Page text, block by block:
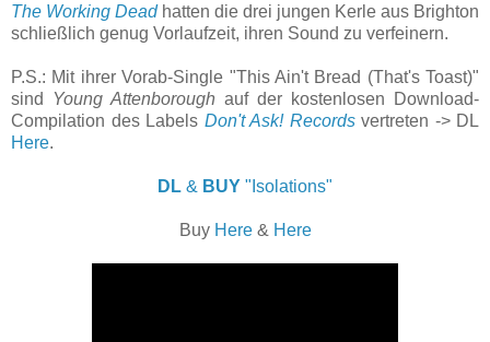
The Working Deadhatten die drei jungen Kerle aus Brighton
schließlich genug Vorlaufzeit, ihren Sound zu verfeinern.
P.S.: Mit ihrer Vorab-Single "This Ain't Bread (That's Toast)"
sind
Young Attenborough auf der kostenlosen Download-
Compilation des Labels Don't Ask! Recordsvertreten -> DL
Here.
DL & BUY "Isolations"
Buy Here& Here